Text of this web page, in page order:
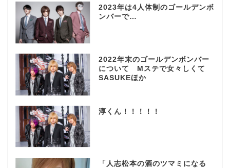
2023年は4人体制のゴールデンボ
ンバーで…
2022年末のゴールデンボンバー
について Mステで女々しくて
SASUKEほか
淳くん！！！！！
「人志松本の酒のツマミになる